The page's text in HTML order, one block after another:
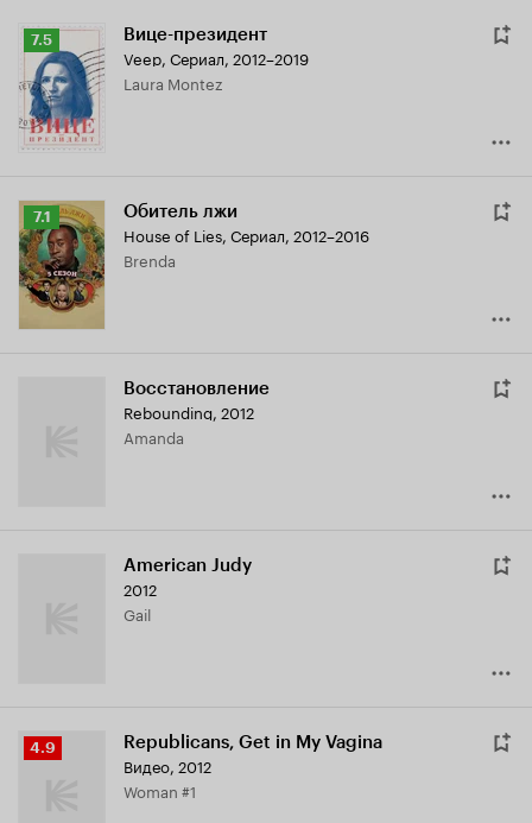
Рейтинг
Кинопоиска
7.5
7.5 Вице-президент
Veep, Сериал, 2012–2019
Laura Montez
Рейтинг
Кинопоиска
7.1
7.1 Обитель лжи
House of Lies, Сериал, 2012–2016
Brenda
Восстановление
Rebounding, 2012
Amanda
American Judy
2012
Gail
Рейтинг
4.9 Republicans, Get in My Vagina
Видео, 2012
Woman #1